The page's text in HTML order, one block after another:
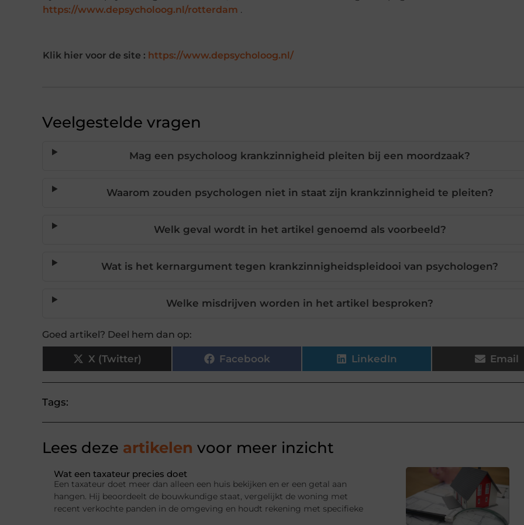
https://www.depsycholoog.nl/rotterdam .
Klik hier voor de site : https://www.depsycholoog.nl/
Veelgestelde vragen
Mag een psycholoog krankzinnigheid pleiten bij een moordzaak?
Waarom zouden psychologen niet in staat zijn krankzinnigheid te pleiten?
Welk geval wordt in het artikel genoemd als voorbeeld?
Wat is het kernargument tegen krankzinnigheidspleidooi van psychologen?
Welke misdrijven worden in het artikel besproken?
Goed artikel? Deel hem dan op:
X (Twitter) Facebook LinkedIn Email
Tags:
Lees deze artikelen voor meer inzicht
Wat een taxateur precies doet
Een taxateur doet meer dan alleen een huis bekijken en er een getal aan
hangen. Hij beoordeelt de bouwkundige staat, vergelijkt de woning met
recent verkochte panden in de omgeving en houdt rekening met specifieke